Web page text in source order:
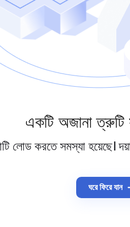
একটি অজানা ত্রুটি
লোড করতে সমস্যা হয়েছে।
ঘরে ফিরে যান